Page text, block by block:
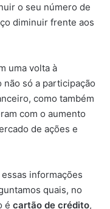
o seu número de
diminuir frente aos
uma volta à
só a participação
como também
com o aumento
de ações e
informações
quais, no
é cartão de crédito,